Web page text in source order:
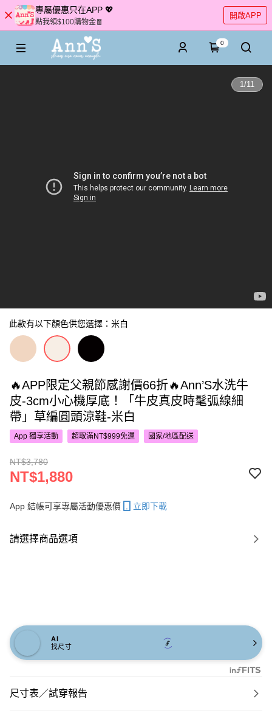
專屬優惠只在APP 💖
點我領$100購物金🧧
開啟APP
0
1/11
此款有以下顏色供您選擇：米白
🔥APP限定父親節感謝價66折🔥Ann’S水洗牛
皮-3cm小心機厚底！「牛皮真皮時髦弧線細
帶」草編圓頭涼鞋-米白
App 獨享活動 超取滿NT$999免運 國家/地區配送
NT$3,780
NT$1,880
App 結帳可享專屬活動優惠價 立即下載
請選擇商品選項
AI
找尺寸
尺寸表／試穿報告